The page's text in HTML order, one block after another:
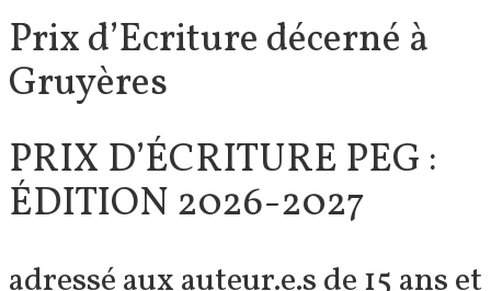
Prix d’Ecriture décerné à
Gruyères
PRIX D’ÉCRITURE PEG :
ÉDITION 2026-2027
adressé aux auteur.e.s de 15 ans et